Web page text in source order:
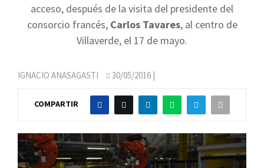
acceso, después de la visita del presidente del
consorcio francés, Carlos Tavares, al centro de
Villaverde, el 17 de mayo.
IGNACIO ANASAGASTI 30/05/2016 |
COMPARTIR